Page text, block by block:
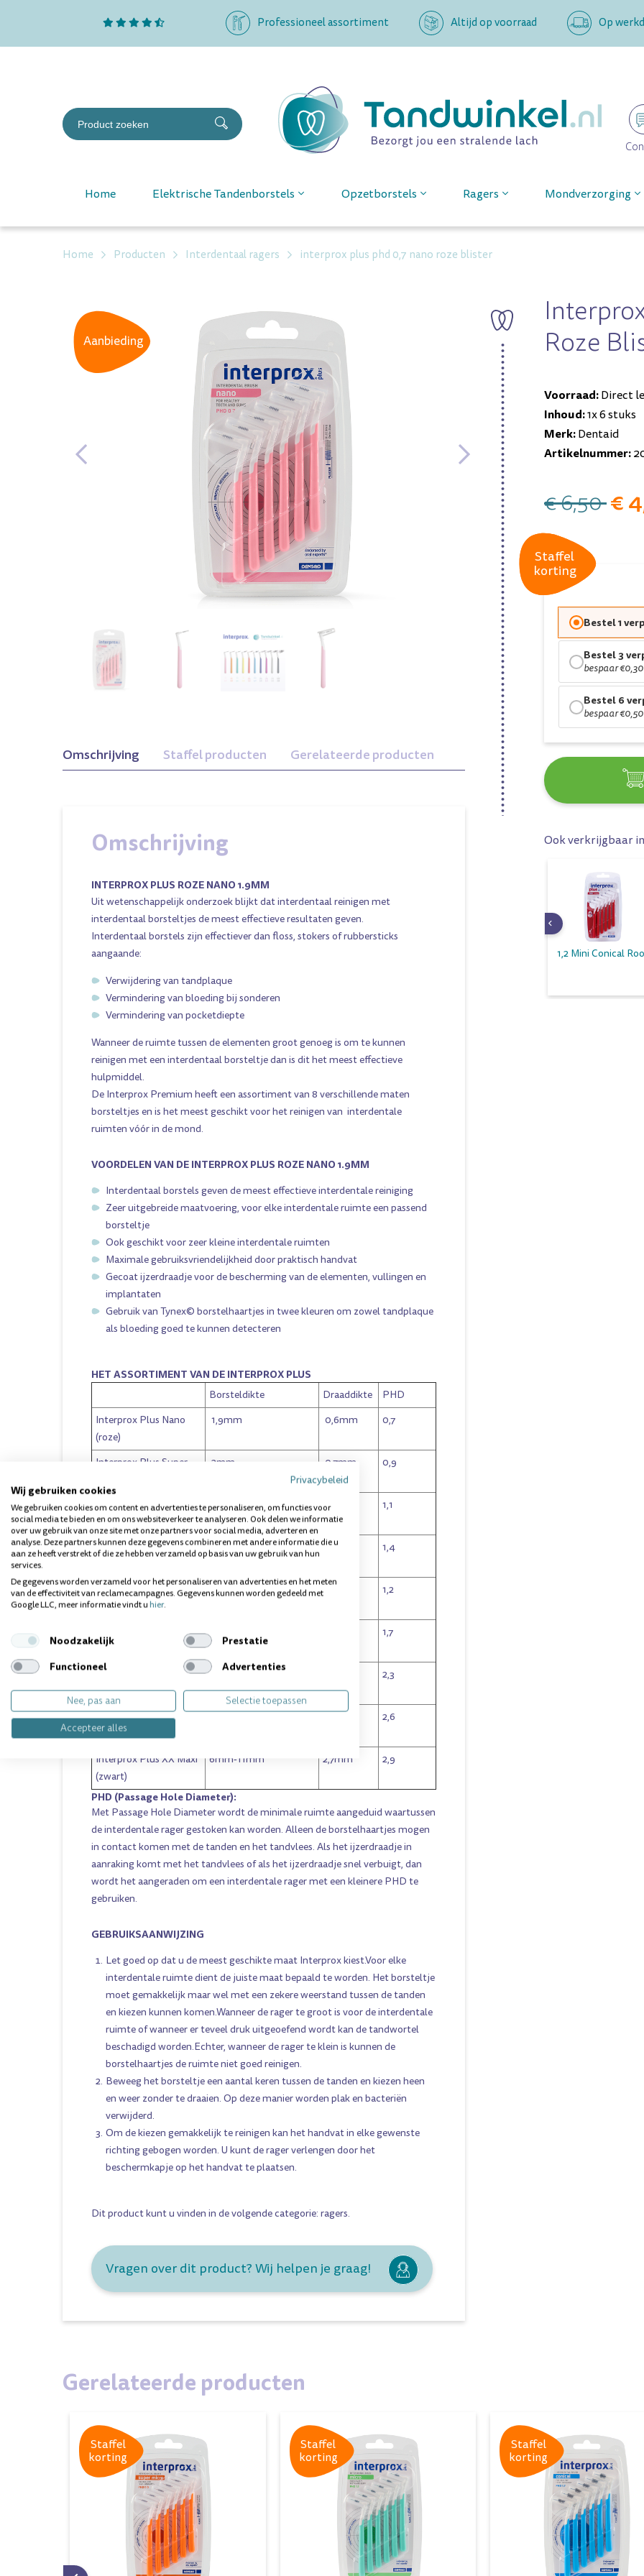
Professioneel assortiment Altijd op voorraad Op
Home Elektrische Tandenborstels Opzetborstels Ragers Mondverzorging
Home Producten Interdentaal ragers interprox plus phd 0,7 nano roze blister
Aanbieding
Roze
Voorraad:Direct
Inhoud:1x 6 stuks
Merk:Dentaid
Artikelnummer:
€ 6,50€
Staffel
korting
Staffel
korting
Bestel 1
Bestel 3
bespaar
Bestel 6
bespaar
Ook verkrijgbaar
0,9 Super Micro
1,2 Mini Conical
Omschrijving Staffel producten Gerelateerde producten
Omschrijving
INTERPROX PLUS ROZE NANO 1.9MM
Uit wetenschappelijk onderzoek blijkt dat interdentaal reinigen met
interdentaal borsteltjes de meest effectieve resultaten geven.
Interdentaal borstels zijn effectiever dan floss, stokers of rubbersticks
aangaande:
Verwijdering van tandplaque
Vermindering van bloeding bij sonderen
Vermindering van pocketdiepte
Wanneer de ruimte tussen de elementen groot genoeg is om te kunnen
reinigen met een interdentaal borsteltje dan is dit het meest effectieve
hulpmiddel.
De Interprox Premium heeft een assortiment van 8 verschillende maten
borsteltjes en is het meest geschikt voor het reinigen van interdentale
ruimten vóór in de mond.
VOORDELEN VAN DE INTERPROX PLUS ROZE NANO 1.9MM
Interdentaal borstels geven de meest effectieve interdentale reiniging
Zeer uitgebreide maatvoering, voor elke interdentale ruimte een passend
borsteltje
Ook geschikt voor zeer kleine interdentale ruimten
Maximale gebruiksvriendelijkheid door praktisch handvat
Gecoat ijzerdraadje voor de bescherming van de elementen, vullingen en
implantaten
Gebruik van Tynex© borstelhaartjes in twee kleuren om zowel tandplaque
als bloeding goed te kunnen detecteren
HET ASSORTIMENT VAN DE INTERPROX PLUS
Borsteldikte Draaddikte
PHD
Interprox Plus Nano
(roze)
1,9mm 0,6mm 0,7
Interprox Plus Super
2mm 0,7mm 0,9
Interprox Plus Micro
(groen)
2,4mm 0,9mm 1,1
Interprox Plus Mini
3mm 1,1mm 1,4
Interprox Plus Mini
Conisch (rood)
2mm-4mm 1,0mm 1,2
Interprox Plus Conisch
(blauw)
3mm-5mm 1,7
Interprox Plus Maxi
(paars)
4,2mm-5,7mm 2,3
Interprox Plus X Maxi
(grijs)
2,6
Interprox Plus XX Maxi
(zwart)
6mm-11mm 2,7mm 2,9
PHD (Passage Hole Diameter):
Met Passage Hole Diameter wordt de minimale ruimte aangeduid waartussen
de interdentale rager gestoken kan worden. Alleen de borstelhaartjes mogen
in contact komen met de tanden en het tandvlees. Als het ijzerdraadje in
aanraking komt met het tandvlees of als het ijzerdraadje snel verbuigt, dan
wordt het aangeraden om een interdentale rager met een kleinere PHD te
gebruiken.
GEBRUIKSAANWIJZING
Let goed op dat u de meest geschikte maat Interprox kiest.Voor elke
interdentale ruimte dient de juiste maat bepaald te worden. Het borsteltje
moet gemakkelijk maar wel met een zekere weerstand tussen de tanden
en kiezen kunnen komen.Wanneer de rager te groot is voor de interdentale
ruimte of wanneer er teveel druk uitgeoefend wordt kan de tandwortel
beschadigd worden.Echter, wanneer de rager te klein is kunnen de
borstelhaartjes de ruimte niet goed reinigen.
Beweeg het borsteltje een aantal keren tussen de tanden en kiezen heen
en weer zonder te draaien. Op deze manier worden plak en bacteriën
verwijderd.
Om de kiezen gemakkelijk te reinigen kan het handvat in elke gewenste
richting gebogen worden. U kunt de rager verlengen door het
beschermkapje op het handvat te plaatsen.
Dit product kunt u vinden in de volgende categorie: ragers.
Vragen over dit product? Wij helpen je graag!
Gerelateerde producten
Staffel
korting
Staffel
korting
Staffel
korting
Privacybeleid
Wij gebruiken cookies
We gebruiken cookies om content en advertenties te personaliseren, om functies voor
social media te bieden en om ons websiteverkeer te analyseren. Ook delen we informatie
over uw gebruik van onze site met onze partners voor social media, adverteren en
analyse. Deze partners kunnen deze gegevens combineren met andere informatie die u
aan ze heeft verstrekt of die ze hebben verzameld op basis van uw gebruik van hun
services.
De gegevens worden verzameld voor het personaliseren van advertenties en het meten
van de effectiviteit van reclamecampagnes. Gegevens kunnen worden gedeeld met
Google LLC, meer informatie vindt uhier.
Noodzakelijk
Prestatie
Functioneel
Advertenties
Nee, pas aan
Selectie toepassen
Accepteer alles